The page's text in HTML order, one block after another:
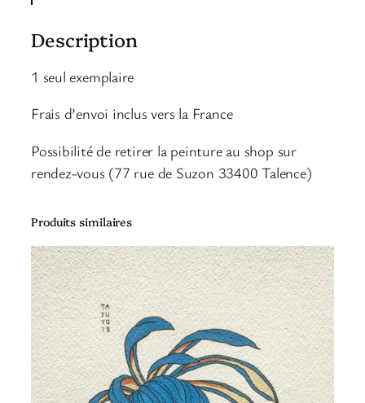
t
d
e
R
A
O
–
P
E
I
N
T
U
Description
1 seul exemplaire
Frais d’envoi inclus vers la France
Possibilité de retirer la peinture au shop sur
rendez-vous (77 rue de Suzon 33400 Talence)
Produits similaires